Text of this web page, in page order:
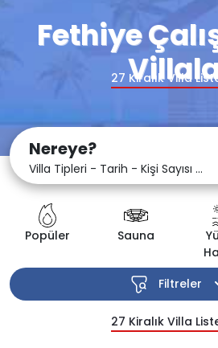
Fethiye
27 Kiralık Villa
Nereye?
Villa Tipleri - Tarih - Kişi Sayısı ...
Popüler Sauna
27 Kiralık Villa
Filtreler